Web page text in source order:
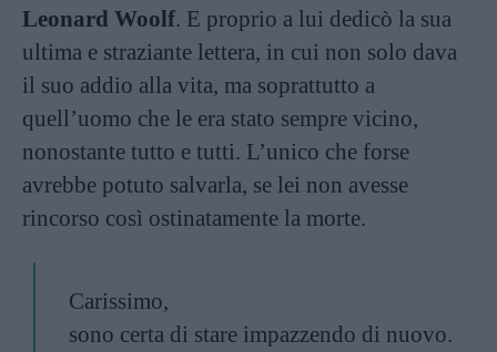
Leonard Woolf. E proprio a lui dedicò la sua
ultima e straziante lettera, in cui non solo dava
il suo addio alla vita, ma soprattutto a
quell’uomo che le era stato sempre vicino,
nonostante tutto e tutti. L’unico che forse
avrebbe potuto salvarla, se lei non avesse
rincorso così ostinatamente la morte.
Carissimo,
sono certa di stare impazzendo di nuovo.